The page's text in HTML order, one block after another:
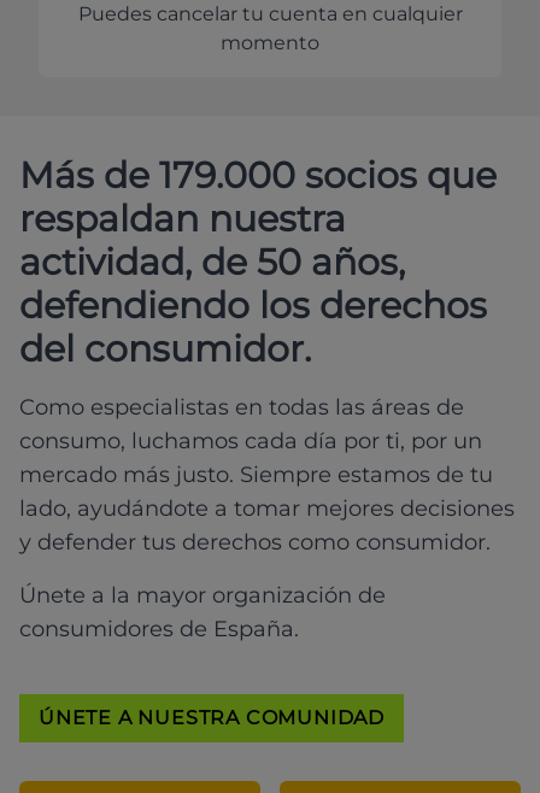
Puedes cancelar tu cuenta en cualquier
momento
Más de 179.000 socios que
respaldan nuestra
actividad, de 50 años,
defendiendo los derechos
del consumidor.
Como especialistas en todas las áreas de
consumo, luchamos cada día por ti, por un
mercado más justo. Siempre estamos de tu
lado, ayudándote a tomar mejores decisiones
y defender tus derechos como consumidor.
Únete a la mayor organización de
consumidores de España.
ÚNETE A NUESTRA COMUNIDAD